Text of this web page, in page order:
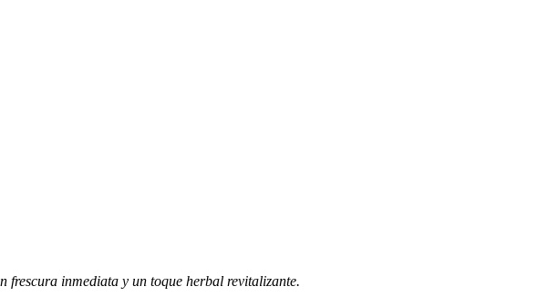
inmediata y un toque herbal revitalizante.